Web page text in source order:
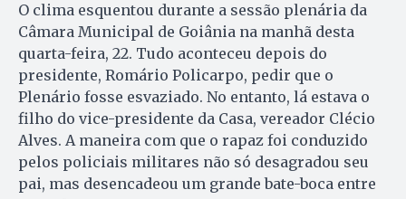
O clima esquentou durante a sessão plenária da
Câmara Municipal de Goiânia na manhã desta
quarta-feira, 22. Tudo aconteceu depois do
presidente, Romário Policarpo, pedir que o
Plenário fosse esvaziado. No entanto, lá estava o
filho do vice-presidente da Casa, vereador Clécio
Alves. A maneira com que o rapaz foi conduzido
pelos policiais militares não só desagradou seu
pai, mas desencadeou um grande bate-boca entre